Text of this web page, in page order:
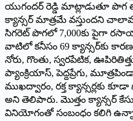
యుగందర్ రెడ్డి మాట్లాడుతూ పొగ
క్యాన్సర్ మాత్రమే వస్తుందని
సిగరెట్ పొగలో 7,000కు పైగా
వాటిలో కనీసం 69 క్యాన్సర్‌కు
నోరు, గొంతు, స్వరపేటిక,
ప్యాంక్రియాస్, పెద్దప్రేగు,
ముఖద్వారం, రక్త క్యాన్సర్లకు
అని తెలిపారు. మొత్తం క్యాన్సర్
వినియోగంతో సంబంధం కలిగి